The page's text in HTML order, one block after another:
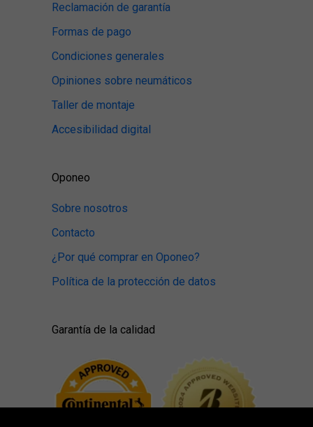
Reclamación de garantía
Formas de pago
Condiciones generales
Opiniones sobre neumáticos
Taller de montaje
Accesibilidad digital
Oponeo
Sobre nosotros
Contacto
¿Por qué comprar en Oponeo?
Política de la protección de datos
Garantía de la calidad